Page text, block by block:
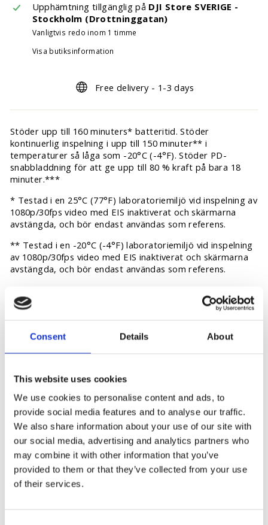
Consent Details About
This website uses cookies
We use cookies to personalise content and ads, to
provide social media features and to analyse our traffic.
We also share information about your use of our site with
our social media, advertising and analytics partners who
may combine it with other information that you’ve
provided to them or that they’ve collected from your use
of their services.
Upphämtning tillgänglig på DJI Store SVERIGE -
Stockholm (Drottninggatan)
Vanligtvis redo inom 1 timme
Visa butiksinformation
Free delivery - 1-3 days
Stöder upp till 160 minuters* batteritid. Stöder
kontinuerlig inspelning i upp till 150 minuter** i
temperaturer så låga som -20°C (-4°F). Stöder PD-
snabbladdning för att ge upp till 80 % kraft på bara 18
minuter.***
* Testad i en 25°C (77°F) laboratoriemiljö vid inspelning av
1080p/30fps video med EIS inaktiverat och skärmarna
avstängda, och bör endast användas som referens.
** Testad i en -20°C (-4°F) laboratoriemiljö vid inspelning
av 1080p/30fps video med EIS inaktiverat och skärmarna
avstängda, och bör endast användas som referens.
använde DJI 30W USB-C-laddaren med funktionen för
fototagning/videoinspelning inaktiverad och skärmarna
You may also like